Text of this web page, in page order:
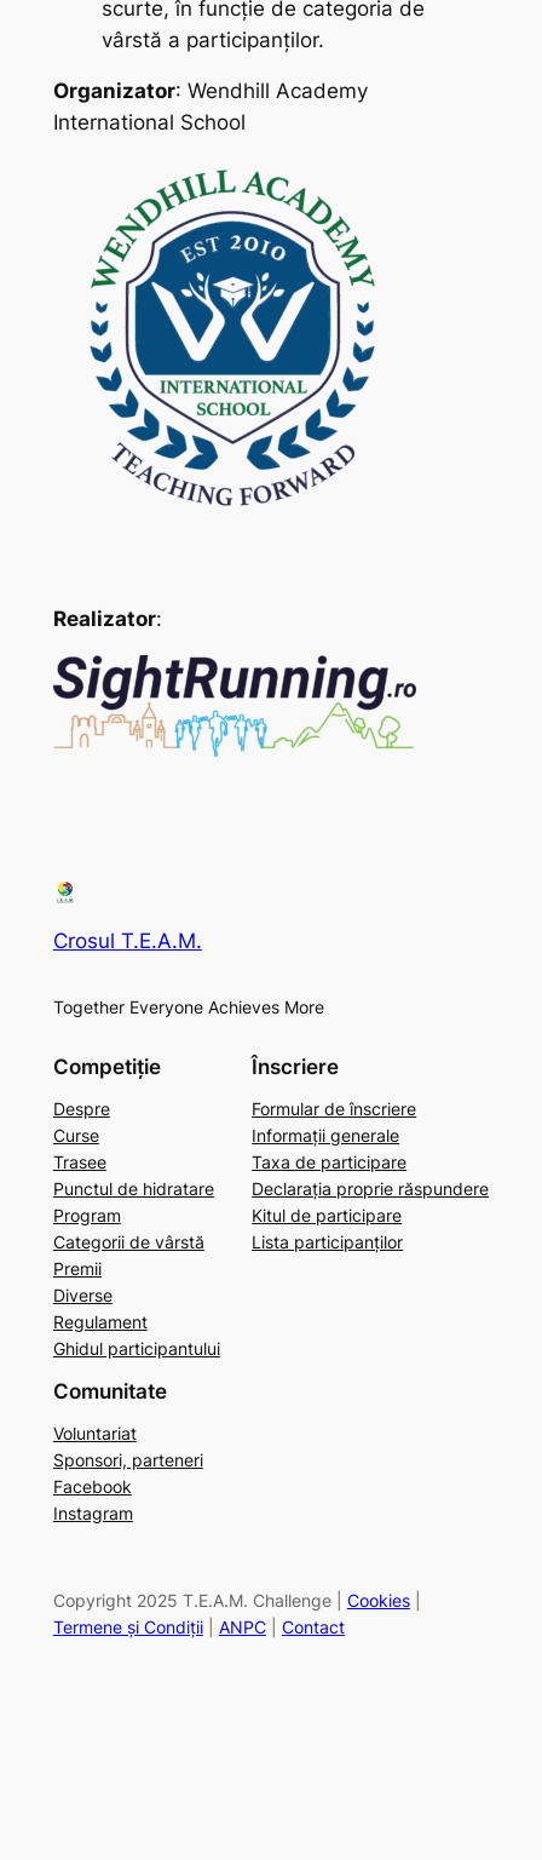
scurte, în funcție de categoria de
vârstă a participanților.
Organizator: Wendhill Academy
International School
Realizator:
Crosul T.E.A.M.
Together Everyone Achieves More
Competiție
Despre
Curse
Trasee
Punctul de hidratare
Program
Categorii de vârstă
Premii
Diverse
Regulament
Ghidul participantului
Înscriere
Formular de înscriere
Informații generale
Taxa de participare
Declarația proprie răspundere
Kitul de participare
Lista participanților
Comunitate
Voluntariat
Sponsori, parteneri
Facebook
Instagram
Copyright 2025 T.E.A.M. Challenge | Cookies|
Termene și Condiții| ANPC| Contact